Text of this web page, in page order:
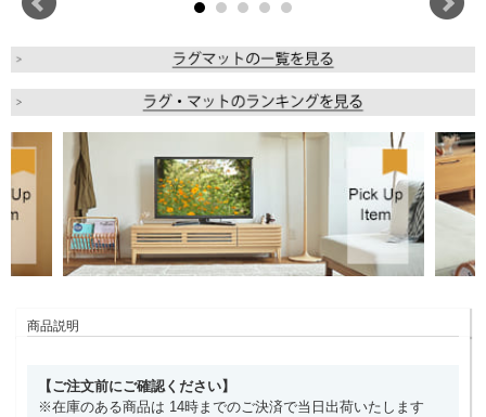
商品説明
【ご注文前にご確認ください】
※在庫のある商品は 14時までのご決済で当日出荷いたします